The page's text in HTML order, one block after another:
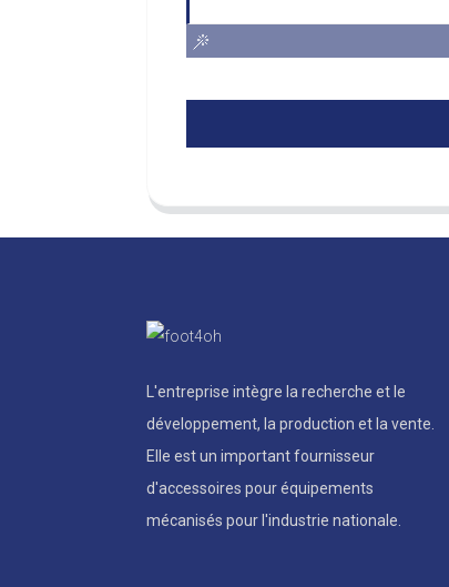
L'entreprise intègre la recherche et le
développement, la production et la vente.
Elle est un important fournisseur
d'accessoires pour équipements
mécanisés pour l'industrie nationale.